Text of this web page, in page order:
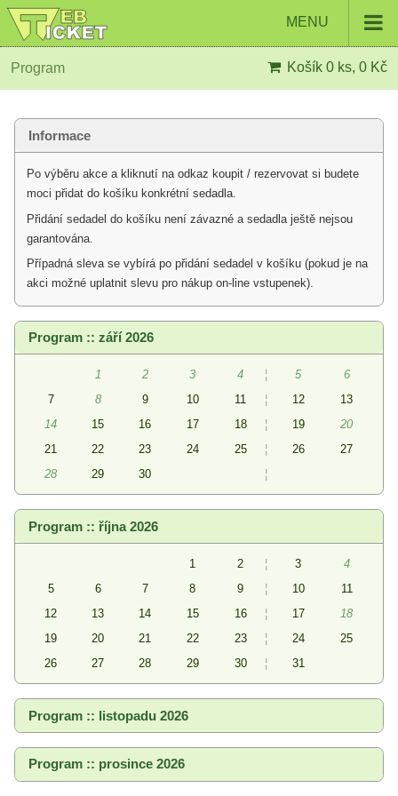
MENU
Program Košík 0 ks, 0 Kč
Informace
Po výběru akce a kliknutí na odkaz koupit / rezervovat si budete
moci přidat do košíku konkrétní sedadla.
Přidání sedadel do košíku není závazné a sedadla ještě nejsou
garantována.
Případná sleva se vybírá po přidání sedadel v košíku (pokud je na
akci možné uplatnit slevu pro nákup on-line vstupenek).
Program :: září 2026
1 2 3 4 ¦ 5
6
7
8 9 10 11 ¦ 12
13
14
15 16 17 18 ¦ 19
20
21
22 23 24 25 ¦ 26
27
28
29 30 ¦
Program :: října 2026
1 2 ¦ 3
4
5
6 7 8 9 ¦ 10
11
12
13 14 15 16 ¦ 17
18
19
20 21 22 23 ¦ 24
25
26
27 28 29 30 ¦ 31
Program :: listopadu 2026
Program :: prosince 2026